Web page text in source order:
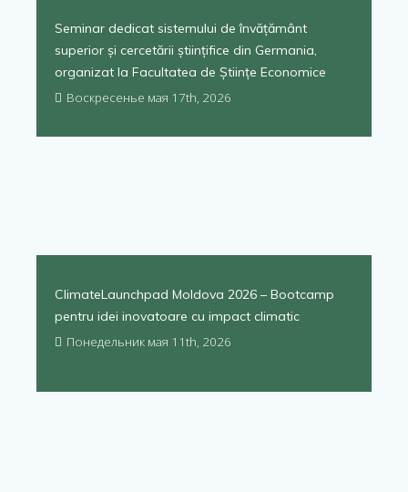
Seminar dedicat sistemului de învățământ
superior și cercetării științifice din Germania,
organizat la Facultatea de Științe Economice
Воскресенье мая 17th, 2026
ClimateLaunchpad Moldova 2026 – Bootcamp
pentru idei inovatoare cu impact climatic
Понедельник мая 11th, 2026